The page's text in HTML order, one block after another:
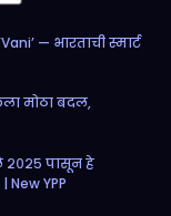
— भारताची स्मार्ट
मोठा बदल,
२०२५ पासून हे
New YPP